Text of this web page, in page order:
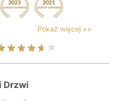
Pokaż więcej >>
Drzwi